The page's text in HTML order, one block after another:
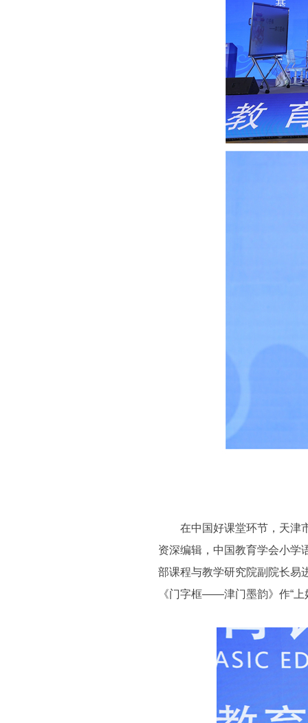
在中国好课堂环节，天津市
资深编辑，中国教育学会小学
部课程与教学研究院副院长易
《门字框——津门墨韵》作“